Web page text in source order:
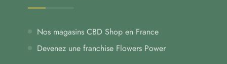
Nos magasins CBD Shop en France
Devenez une franchise Flowers Power